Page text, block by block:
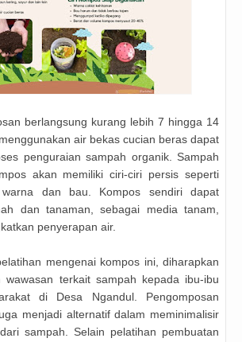
berlangsung kurang lebih 7 hingga 14
air bekas cucian beras dapat
penguraian sampah organik. Sampah
akan memiliki ciri-ciri persis seperti
dan bau. Kompos sendiri dapat
dan tanaman, sebagai media tanam,
penyerapan air.
mengenai kompos ini, diharapkan
wawasan terkait sampah kepada ibu-ibu
di Desa Ngandul. Pengomposan
menjadi alternatif dalam meminimalisir
sampah. Selain pelatihan pembuatan